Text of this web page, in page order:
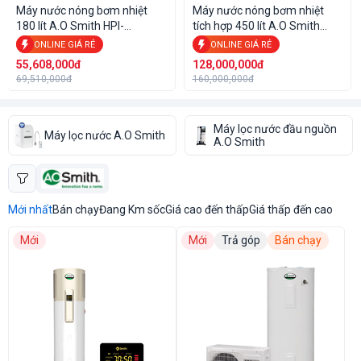
Máy nước nóng bơm nhiệt
180 lít A.O Smith HPI-
50D1.0BE
ONLINE GIÁ RẺ
55,608,000đ
69,510,000đ
Máy nước nóng bơm nhiệt
tích hợp 450 lít A.O Smith
CAHP3.0-120-6S-E
ONLINE GIÁ RẺ
128,000,000đ
160,000,000đ
Máy lọc nước A.O Smith
Máy lọc nước đầu nguồn
A.O Smith
Mới nhấtBán chạyĐang Km sốcGiá cao đến thấpGiá thấp đến cao
Mới Mới Trả góp Bán chạy